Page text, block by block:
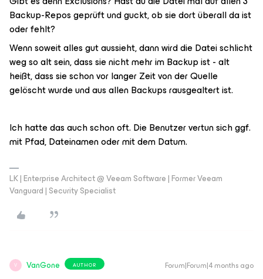
Backup-Repos geprüft und guckt, ob sie dort überall da ist
oder fehlt?
Wenn soweit alles gut aussieht, dann wird die Datei schlicht
weg so alt sein, dass sie nicht mehr im Backup ist - alt
heißt, dass sie schon vor langer Zeit von der Quelle
gelöscht wurde und aus allen Backups rausgealtert ist.
Ich hatte das auch schon oft. Die Benutzer vertun sich ggf.
mit Pfad, Dateinamen oder mit dem Datum.
LK | Enterprise Architect @ Veeam Software | Former Veeam
Vanguard | Security Specialist
V VanGone AUTHOR Forum|Forum|4 months ago